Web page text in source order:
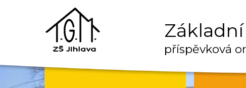
Základní
příspěvková